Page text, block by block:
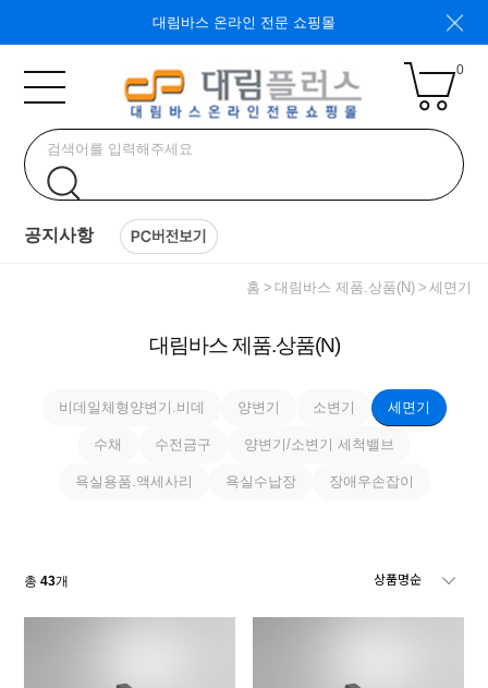
대림바스 온라인 전문 쇼핑몰
0
공지사항
홈 대림바스 제품.상품(N) 세면기
대림바스 제품.상품(N)
비데일체형양변기.비데 양변기 소변기 세면기
수채 수전금구 양변기/소변기 세척밸브
욕실용품.액세사리 욕실수납장 장애우손잡이
총43개